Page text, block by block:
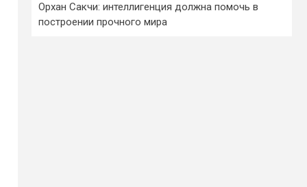
Орхан Сакчи: интеллигенция должна помочь в
построении прочного мира